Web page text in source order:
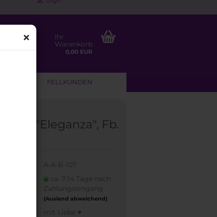
Ihr
Warenkorb
0,00 EUR
FELLKUNDEN
"Eleganza", Fb.
A-A-B-107
ca. 7-14 Tage nach
Zahlungseingang
(Ausland abweichend)
mit Liebe ♥